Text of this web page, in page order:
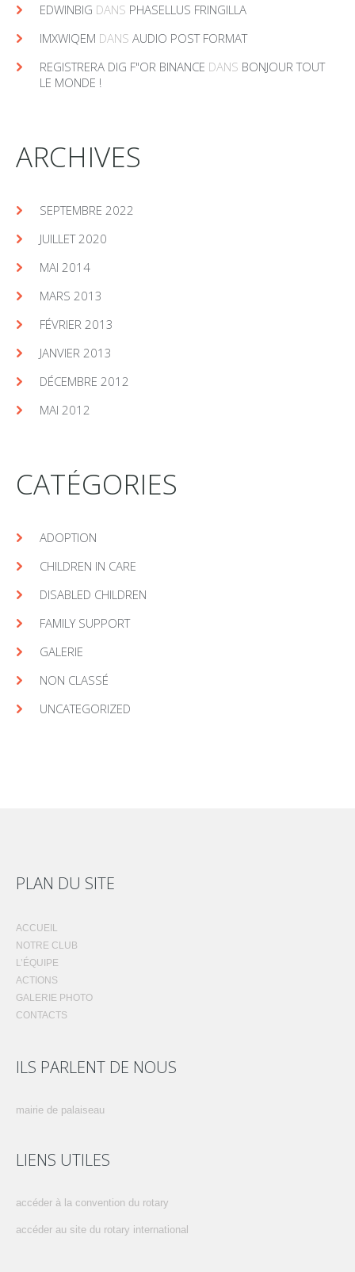
EDWINBIG DANS PHASELLUS FRINGILLA
IMXWIQEM DANS AUDIO POST FORMAT
REGISTRERA DIG F"OR BINANCE DANS BONJOUR TOUT
LE MONDE !
ARCHIVES
SEPTEMBRE 2022
JUILLET 2020
MAI 2014
MARS 2013
FÉVRIER 2013
JANVIER 2013
DÉCEMBRE 2012
MAI 2012
CATÉGORIES
ADOPTION
CHILDREN IN CARE
DISABLED CHILDREN
FAMILY SUPPORT
GALERIE
NON CLASSÉ
UNCATEGORIZED
PLAN DU SITE
ACCUEIL
NOTRE CLUB
L’ÉQUIPE
ACTIONS
GALERIE PHOTO
CONTACTS
ILS PARLENT DE NOUS
mairie de palaiseau
LIENS UTILES
accéder à la convention du rotary
accéder au site du rotary international